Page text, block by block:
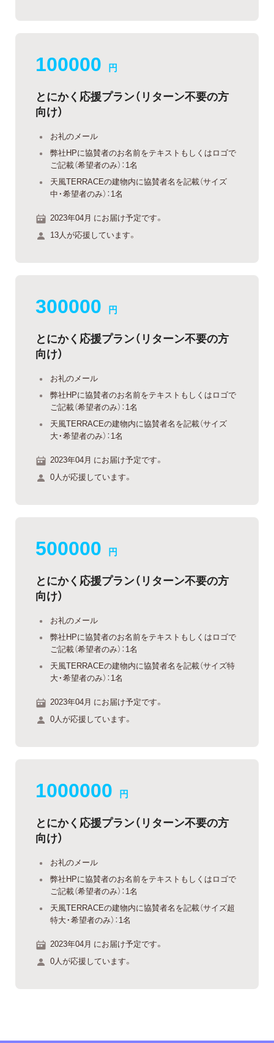
100000 円
とにかく応援プラン（リターン不要の方
向け）
お礼のメール
弊社HPに協賛者のお名前をテキストもしくはロゴで
ご記載（希望者のみ）：1名
天風TERRACEの建物内に協賛者名を記載（サイズ
中・希望者のみ）：1名
2023年04月 にお届け予定です。
13人が応援しています。
300000 円
とにかく応援プラン（リターン不要の方
向け）
お礼のメール
弊社HPに協賛者のお名前をテキストもしくはロゴで
ご記載（希望者のみ）：1名
天風TERRACEの建物内に協賛者名を記載（サイズ
大・希望者のみ）：1名
2023年04月 にお届け予定です。
0人が応援しています。
500000 円
とにかく応援プラン（リターン不要の方
向け）
お礼のメール
弊社HPに協賛者のお名前をテキストもしくはロゴで
ご記載（希望者のみ）：1名
天風TERRACEの建物内に協賛者名を記載（サイズ特
大・希望者のみ）：1名
2023年04月 にお届け予定です。
0人が応援しています。
1000000 円
とにかく応援プラン（リターン不要の方
向け）
お礼のメール
弊社HPに協賛者のお名前をテキストもしくはロゴで
ご記載（希望者のみ）：1名
天風TERRACEの建物内に協賛者名を記載（サイズ超
特大・希望者のみ）：1名
2023年04月 にお届け予定です。
0人が応援しています。